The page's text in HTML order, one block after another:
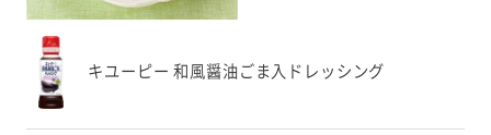
キユーピー 和風醤油ごま入ドレッシング